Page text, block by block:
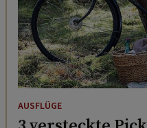
AUSFLÜGE